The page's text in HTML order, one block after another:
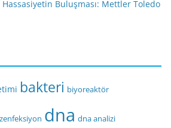
Hassasiyetin Buluşması: Mettler Toledo
bakteri biyoreaktör
dna dna analizi